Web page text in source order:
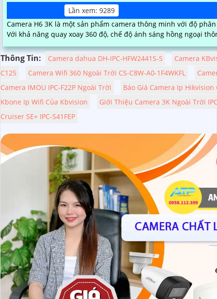
Lần xem: 9289
Camera H6 3K là một sản phẩm camera thông minh với độ
Với khả năng quay xoay 360 độ, chế độ ánh sáng hồng ngoại
Thông Tin: Camera dahua DH-IPC-HFW2441S-S
Camera
C125
Camera Wifi 360 Ngoài Trời CS-C8W-A0-1F4WKFL
Camera IMOU IPC-F22P Ngoài Trời
Báo Giá Camera Ip
Kbone Ip Wifi Của Kbvision
Giới Thiệu Camera 3K Ngoài Trời
Cruiser SE+ IPC-S41FEP